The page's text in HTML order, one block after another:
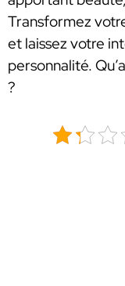
Transformez
et laissez votre
personnalité.
?